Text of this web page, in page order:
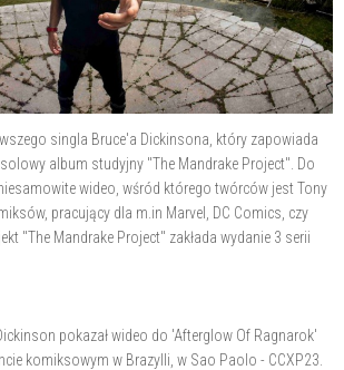
singla Bruce'a Dickinsona, który zapowiada
album studyjny "The Mandrake Project". Do
wideo, wśród którego twórców jest Tony
pracujący dla m.in Marvel, DC Comics, czy
"The Mandrake Project" zakłada wydanie 3 serii
pokazał wideo do 'Afterglow Of Ragnarok'
komiksowym w Brazylli, w Sao Paolo - CCXP23.